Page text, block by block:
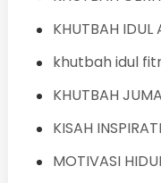
KHUTBAH IDUL
khutbah idul
KHUTBAH
KISAH
MOTIVASI